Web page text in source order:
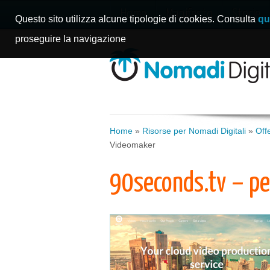
Home Manifesto Storie
Home » Risorse per Nomadi Digitali »
Videomaker
90seconds.tv –
Questo sito utilizza alcune tipologie di cookies. Consulta
proseguire la navigazione